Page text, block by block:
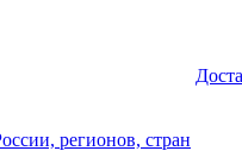
регионов, стран